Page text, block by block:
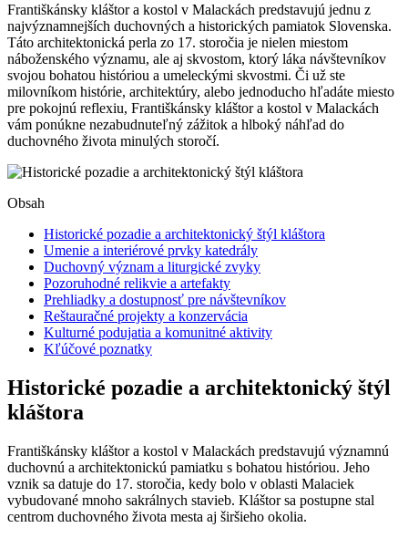
Františkánsky kláštor a kostol v Malackách predstavujú jednu z
najvýznamnejších duchovných a historických pamiatok Slovenska.
Táto architektonická perla zo 17. storočia je nielen miestom
náboženského významu, ale aj skvostom, ktorý láka návštevníkov
svojou bohatou históriou a umeleckými skvostmi. Či už ste
milovníkom histórie, architektúry, alebo jednoducho hľadáte miesto
pre pokojnú reflexiu, Františkánsky kláštor a kostol v Malackách
vám ponúkne nezabudnuteľný zážitok a hlboký náhľad do
duchovného života minulých storočí.
Obsah
Historické pozadie a architektonický štýl kláštora
Umenie a interiérové prvky katedrály
Duchovný význam a liturgické zvyky
Pozoruhodné relikvie a artefakty
Prehliadky a dostupnosť pre návštevníkov
Reštauračné projekty a konzervácia
Kulturné podujatia a komunitné aktivity
Kľúčové poznatky
Historické pozadie a architektonický štýl
kláštora
Františkánsky kláštor a kostol v Malackách predstavujú významnú
duchovnú a architektonickú pamiatku s bohatou históriou. Jeho
vznik sa datuje do 17. storočia, kedy bolo v oblasti Malaciek
vybudované mnoho sakrálnych stavieb. Kláštor sa postupne stal
centrom duchovného života mesta aj širšieho okolia.